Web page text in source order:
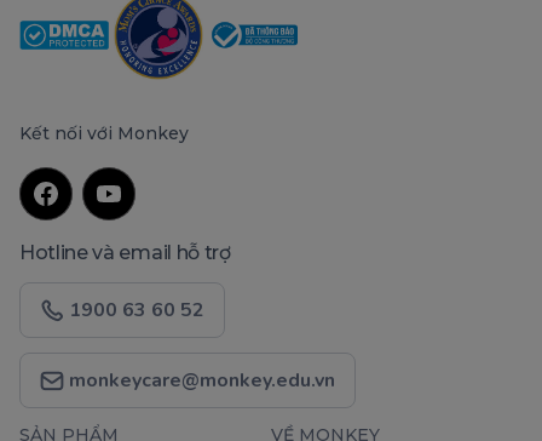
Kết nối với Monkey
Hotline và email hỗ trợ
1900 63 60 52
monkeycare@monkey.edu.vn
SẢN PHẨM VỀ MONKEY